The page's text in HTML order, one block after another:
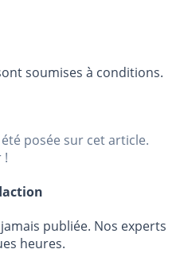
soumises à conditions.
posée sur cet article.
!
publiée. Nos experts
heures.